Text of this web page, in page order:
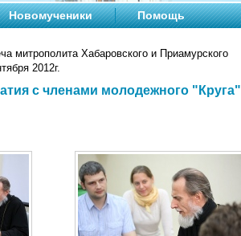
Новомученики Помощь
митрополита Хабаровского и Приамурского
2012г.
с членами молодежного "Круга"